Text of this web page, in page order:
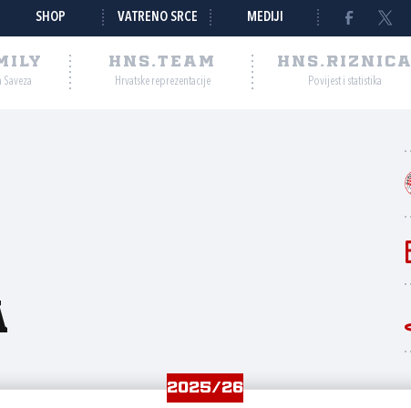
SHOP VATRENO SRCE MEDIJI
HNS.TEAM
Hrvatske reprezentacije
HNS.RIZNICA
Povijest i statistika
2025/26